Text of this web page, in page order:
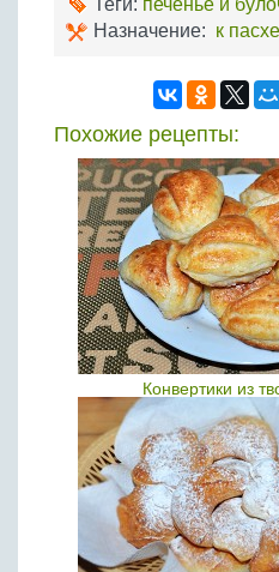
Теги: печенье и
Назначение: к пасхе
Похожие рецепты:
Конвертики из